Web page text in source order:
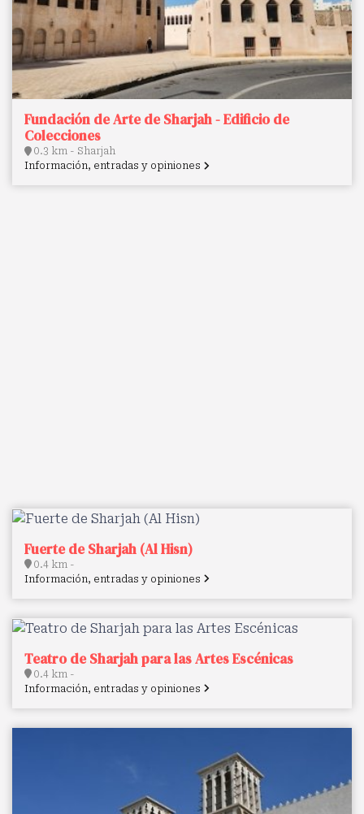
Fundación de Arte de Sharjah - Edificio de
Colecciones
0.3 km - Sharjah
Información, entradas y opiniones
Fuerte de Sharjah (Al Hisn)
0.4 km -
Información, entradas y opiniones
Teatro de Sharjah para las Artes Escénicas
0.4 km -
Información, entradas y opiniones